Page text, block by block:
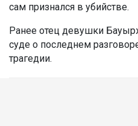
сам признался в убийстве.
Ранее отец девушки
суде о последнем
трагедии.